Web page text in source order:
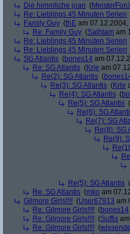
Die himmliche joan (
Re: Lieblings 45 Minuten Serien
Family Guy (thE am 07.12.2004,
Re: Family Guy (Sajhtam am
Re: Lieblings 45 Minuten Serien
Re: Lieblings 45 Minuten Serien
SG Atlantis (bones14 am
Re: SG Atlantis (Krle am
Re(2): SG Atlantis (
Re(3): SG Atlantis (Krle
Re(4): SG Atlantis (
Re(5): SG Atlantis (
Re(6): SG
Re(7): SG
Re(8): SG
Re(9):
Re(5): SG Atlantis (
Re: SG Atlantis (mko am
Gilmore Girls!!!! (User67913 am
Re: Gilmore Girls!!!! (bones14
Re: Gilmore Girls!!!! (Suffix
Re: Gilmore Girls!!!! (